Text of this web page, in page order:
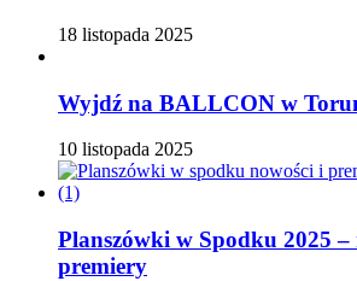
18 listopada 2025
Wyjdź na BALLCON w
10 listopada 2025
Planszówki w Spodku 2025 –
premiery